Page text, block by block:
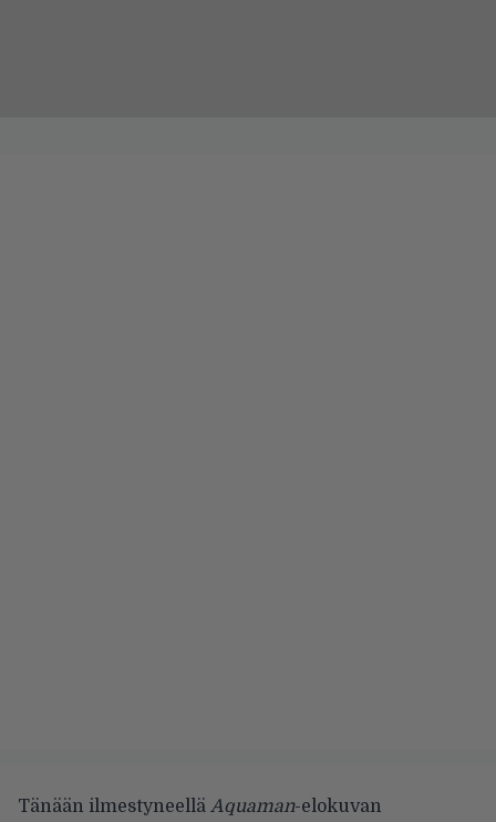
Tänään ilmestyneellä Aquaman-elokuvan